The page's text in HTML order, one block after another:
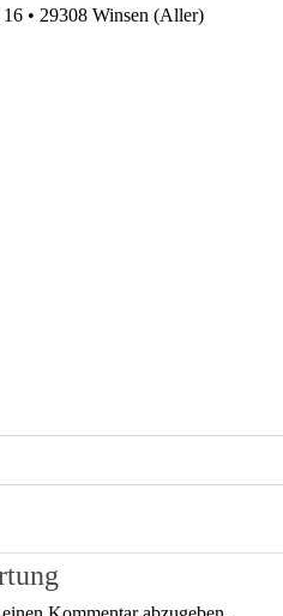
• 29308 Winsen (Aller)